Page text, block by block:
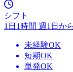
シフト
1日1時間 週1日か
未経験OK
短期OK
単発OK